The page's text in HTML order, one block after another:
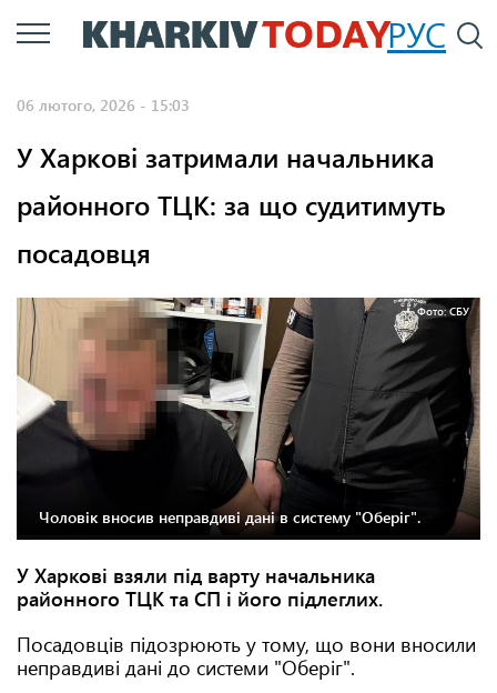
Перейти
до
РУС
06 лютого, 2026 - 15:03
У Харкові затримали начальника
районного ТЦК: за що судитимуть
посадовця
Фото: СБУ
Чоловік вносив неправдиві дані в систему "Оберіг".
У Харкові взяли під варту начальника
районного ТЦК та СП і його підлеглих.
Посадовців підозрюють у тому, що вони вносили
неправдиві дані до системи "Оберіг".